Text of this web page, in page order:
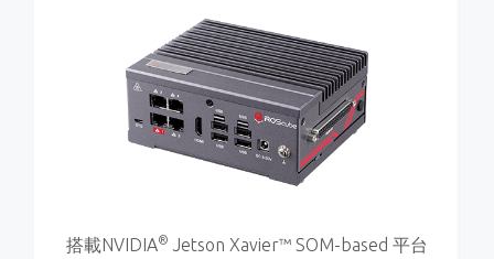
搭載NVIDIA® Jetson Xavier™ SOM-based 平台